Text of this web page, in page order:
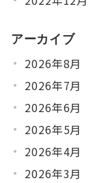
アーカイブ
2026年8月
2026年7月
2026年6月
2026年5月
2026年4月
2026年3月